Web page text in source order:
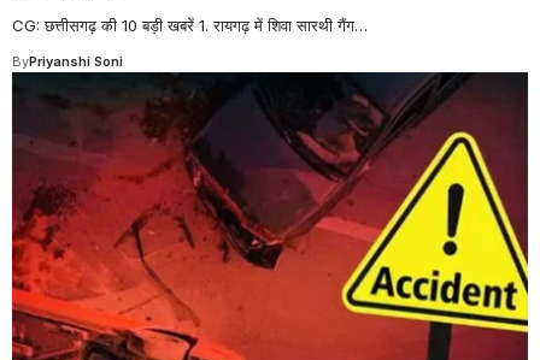
CG: छत्तीसगढ़ की 10 बड़ी खबरें 1. रायगढ़ में शिवा सारथी गैंग…
ByPriyanshi Soni